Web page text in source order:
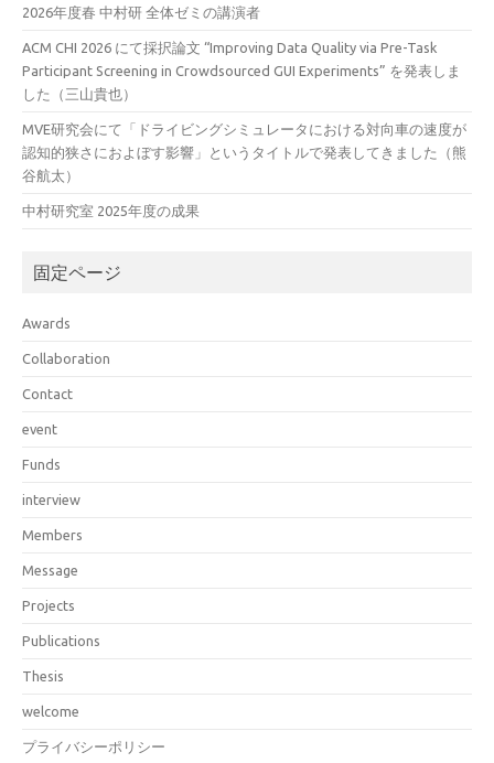
2026年度春 中村研 全体ゼミの講演者
ACM CHI 2026 にて採択論文 “Improving Data Quality via Pre-Task
Participant Screening in Crowdsourced GUI Experiments” を発表しま
した（三山貴也）
MVE研究会にて「ドライビングシミュレータにおける対向車の速度が
認知的狭さにおよぼす影響」というタイトルで発表してきました（熊
谷航太）
中村研究室 2025年度の成果
固定ページ
Awards
Collaboration
Contact
event
Funds
interview
Members
Message
Projects
Publications
Thesis
welcome
プライバシーポリシー